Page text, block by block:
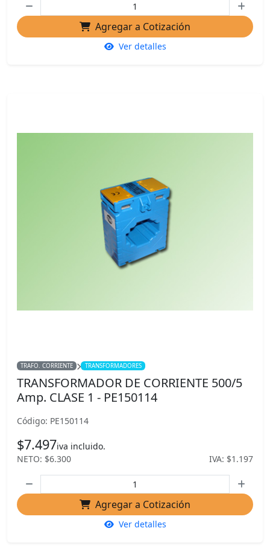
Agregar a Cotización
Ver detalles
TRAFO. CORRIENTE TRANSFORMADORES
TRANSFORMADOR DE CORRIENTE 500/5
Amp. CLASE 1 - PE150114
Código: PE150114
$7.497iva incluido.
NETO: $6.300
IVA: $1.197
Agregar a Cotización
Ver detalles